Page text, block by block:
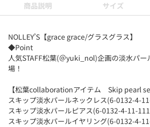
商品説明 サイズ
NOLLEY’S【grace grace/グラスグラス】
◆Point
人気STAFF松葉(＠yuki_nol)企画の淡水パー
場！
【松葉collaborationアイテム Skip pearl
スキップ淡水パールネックレス(6-0132-4-
スキップ淡水パールピアス(6-0132-4-11-
スキップ淡水パールイヤリング(6-0132-4-